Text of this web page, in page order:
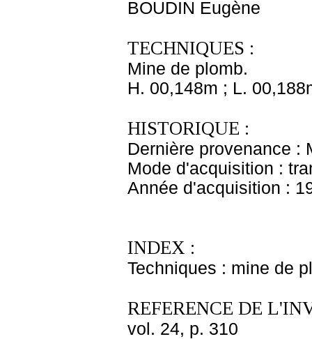
BOUDIN Eugène
TECHNIQUES :
Mine de plomb.
H. 00,148m ; L.
HISTORIQUE :
Dernière provenance :
Mode d'acquisition :
Année d'acquisition :
INDEX :
Techniques : mine de
REFERENCE DE
vol. 24, p. 310